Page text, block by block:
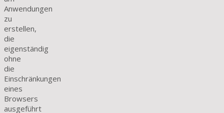
Anwendungen
zu
erstellen,
die
eigenständig
ohne
die
Einschränkungen
eines
Browsers
ausgeführt